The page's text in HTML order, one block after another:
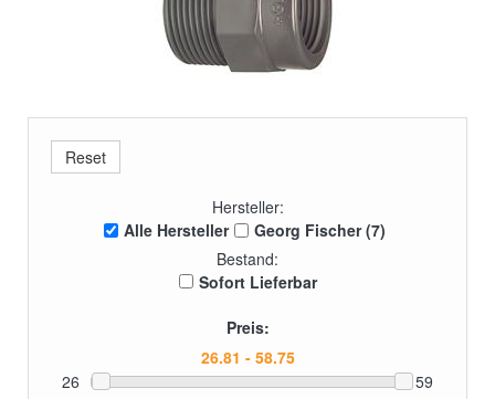
Hersteller:
Alle Hersteller
Georg Fischer (7)
Bestand:
Sofort Lieferbar
Preis:
26 59